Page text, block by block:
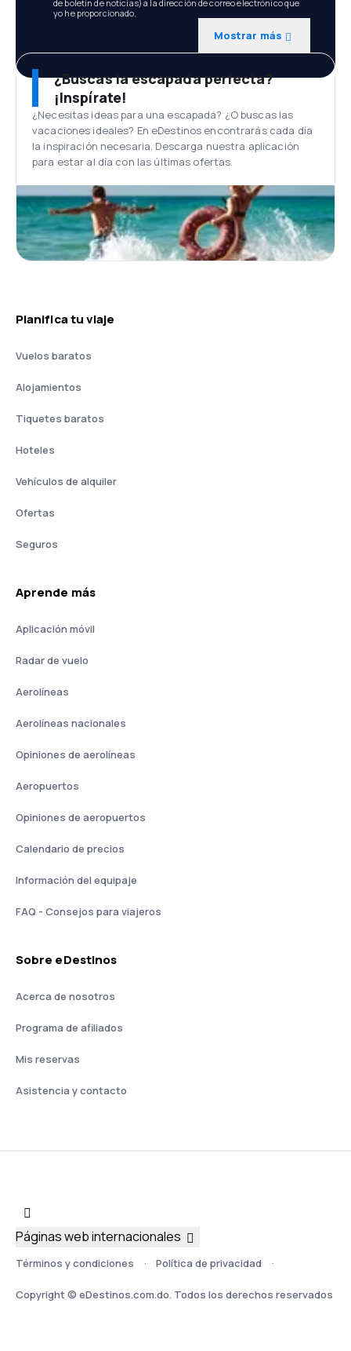
de boletín de noticias) a la dirección de correo electrónico que
yo he proporcionado.
Mostrar más
¿Buscas la escapada perfecta?
¡Inspírate!
¿Necesitas ideas para una escapada? ¿O buscas las
vacaciones ideales? En eDestinos encontrarás cada día
la inspiración necesaria. Descarga nuestra aplicación
para estar al día con las últimas ofertas.
Planifica tu viaje
Vuelos baratos
Alojamientos
Tiquetes baratos
Hoteles
Vehículos de alquiler
Ofertas
Seguros
Aprende más
Aplicación móvil
Radar de vuelo
Aerolíneas
Aerolíneas nacionales
Opiniones de aerolíneas
Aeropuertos
Opiniones de aeropuertos
Calendario de precios
Información del equipaje
FAQ - Consejos para viajeros
Sobre eDestinos
Acerca de nosotros
Programa de afiliados
Mis reservas
Asistencia y contacto
Términos y condiciones Política de privacidad
Copyright © eDestinos.com.do. Todos los derechos reservados
Páginas web internacionales